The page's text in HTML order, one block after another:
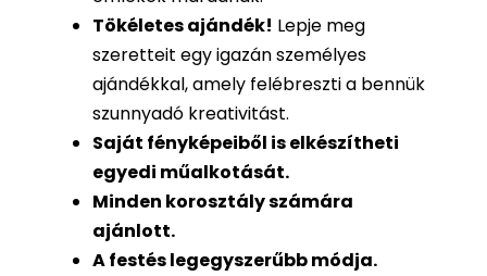
Tökéletes ajándék! Lepje meg
szeretteit egy igazán személyes
ajándékkal, amely felébreszti a bennük
szunnyadó kreativitást.
Saját fényképeiből iselkészítheti
egyedi műalkotását.
Minden korosztály számára
ajánlott.
A festés legegyszerűbb módja.